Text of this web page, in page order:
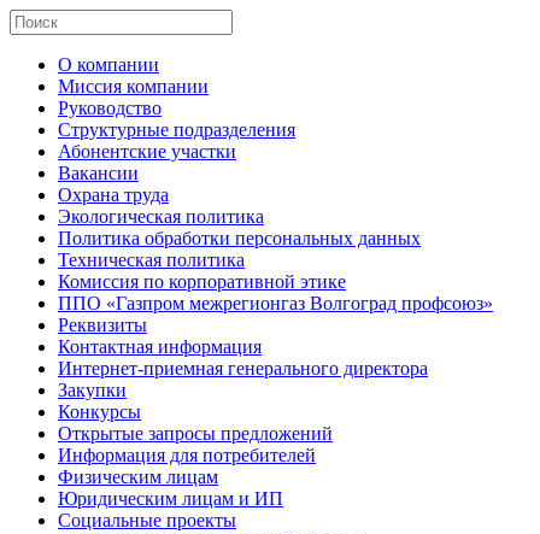
О компании
Миссия компании
Руководство
Структурные подразделения
Абонентские участки
Вакансии
Охрана труда
Экологическая политика
Политика обработки персональных данных
Техническая политика
Комиссия по корпоративной этике
ППО «Газпром межрегионгаз Волгоград профсоюз»
Реквизиты
Контактная информация
Интернет-приемная генерального директора
Закупки
Конкурсы
Открытые запросы предложений
Информация для потребителей
Физическим лицам
Юридическим лицам и ИП
Социальные проекты